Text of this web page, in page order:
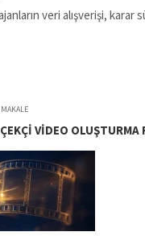
veri alışverişi,
VIDEO OLUŞTURMA